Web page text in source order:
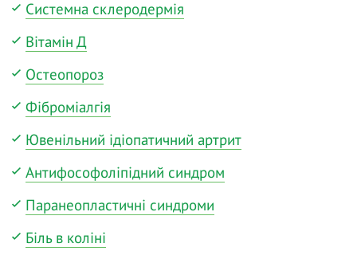
Системна склеродермія
Вітамін Д
Остеопороз
Фіброміалгія
Ювенільний ідіопатичний артрит
Антифософоліпідний синдром
Паранеопластичні синдроми
Біль в коліні